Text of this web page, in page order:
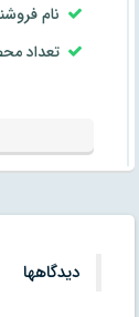
نام
تعداد
دیدگاهها